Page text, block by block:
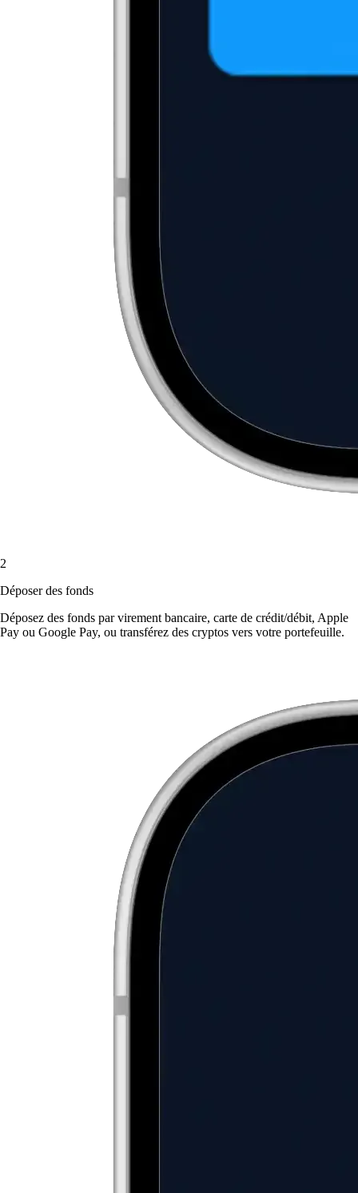
2
Déposer des fonds
Déposez des fonds par virement bancaire, carte de crédit/débit, Apple
Pay ou Google Pay, ou transférez des cryptos vers votre portefeuille.